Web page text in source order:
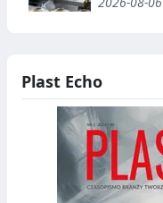
Plast Echo